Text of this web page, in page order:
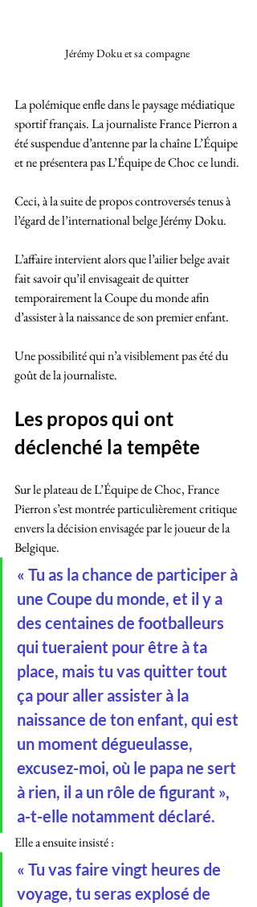
Jérémy Doku et sa compagne
La polémique enfle dans le paysage médiatique
sportif français. La journaliste France Pierron a
été suspendue d’antenne par la chaîne L’Équipe
et ne présentera pas L’Équipe de Choc ce lundi.
Ceci, à la suite de propos controversés tenus à
l’égard de l’international belge Jérémy Doku.
L’affaire intervient alors que l’ailier belge avait
fait savoir qu’il envisageait de quitter
temporairement la Coupe du monde afin
d’assister à la naissance de son premier enfant.
Une possibilité qui n’a visiblement pas été du
goût de la journaliste.
Les propos qui ont
déclenché la tempête
Sur le plateau de L’Équipe de Choc, France
Pierron s’est montrée particulièrement critique
envers la décision envisagée par le joueur de la
Belgique.
« Tu as la chance de participer à
une Coupe du monde, et il y a
des centaines de footballeurs
qui tueraient pour être à ta
place, mais tu vas quitter tout
ça pour aller assister à la
naissance de ton enfant, qui est
un moment dégueulasse,
excusez-moi, où le papa ne sert
à rien, il a un rôle de figurant »,
a-t-elle notamment déclaré.
Elle a ensuite insisté :
« Tu vas faire vingt heures de
voyage, tu seras explosé de